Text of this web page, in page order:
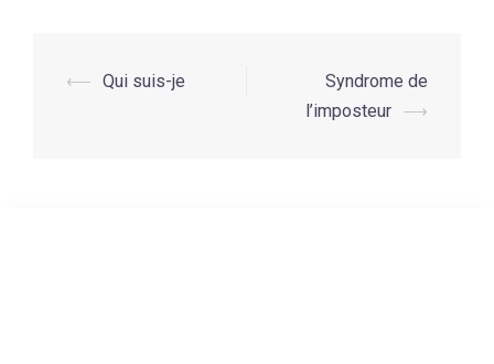
⟵ Qui suis-je
Syndrome de
l’imposteur ⟶